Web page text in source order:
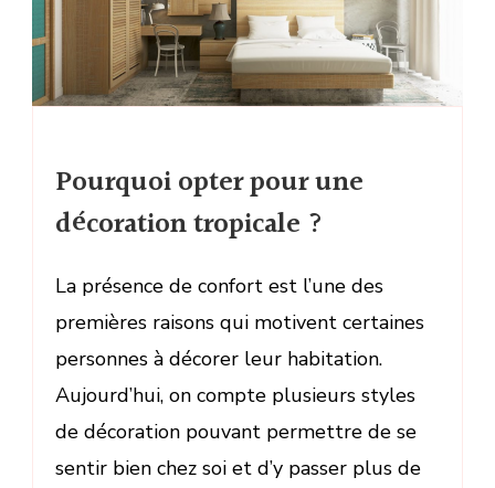
Pourquoi opter pour une
décoration tropicale ?
La présence de confort est l’une des
premières raisons qui motivent certaines
personnes à décorer leur habitation.
Aujourd’hui, on compte plusieurs styles
de décoration pouvant permettre de se
sentir bien chez soi et d’y passer plus de